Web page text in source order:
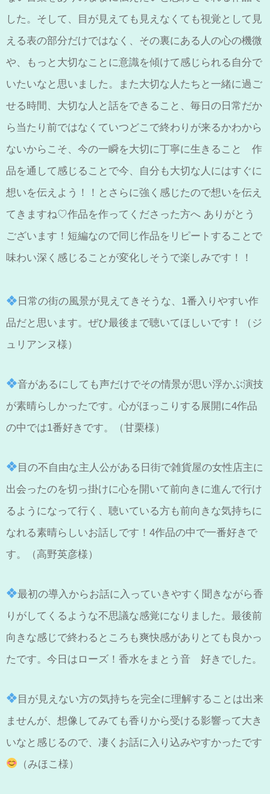
した。 そして、 目が見えても見えなくても視覚として見
える表の部分だけではなく、その裏にある人の心の機微
や、もっと大切なことに意識を傾けて感じられる自分で
いたいなと思いました。
また大切な人たちと 一緒に過ご
せる時間、 大切な人と話をできること、 毎日の日常だか
ら当たり前ではなくていつどこで終わりが来るかわから
ないからこそ、 今の一瞬を大切に丁寧に生きること 作
品を通して感じることで今、自分も大切な人にはすぐに
想いを伝えよう！！ とさらに強く感じたので想いを伝え
てきますね♡作品を作ってくださった方へ ありがとう
ございます！ 短編なので同じ作品を リピートすることで
味わい深く感じることが変化しそうで楽しみです！！
日常の街の風景が見えてきそうな、1番入りやすい作
品だと思います。ぜひ最後まで聴いてほしいです！（ジ
ュリアンヌ様）
音があるにしても声だけでその情景が思い浮かぶ演技
が素晴らしかったです。心がほっこりする展開に4作品
の中では1番好きです。（甘栗様）
目の不自由な主人公がある日街で雑貨屋の女性店主に
出会ったのを切っ掛けに心を開いて前向きに進んで行け
るようになって行く、聴いている方も前向きな気持ちに
なれる素晴らしいお話しです！4作品の中で一番好きで
す。（高野英彦様）
最初の導入からお話に入っていきやすく聞きながら香
りがしてくるような不思議な感覚になりました。最後前
向きな感じで終わるところも爽快感がありとても良かっ
たです。今日はローズ！香水をまとう音 好きでした。
目が見えない方の気持ちを完全に理解することは出来
ませんが、想像してみても香りから受ける影響って大き
いなと感じるので、凄くお話に入り込みやすかったです
（みほこ様）